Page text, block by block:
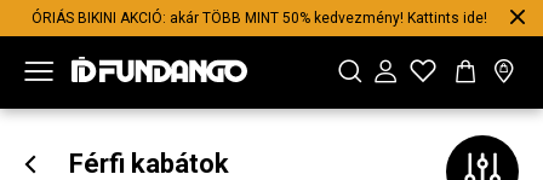
ÓRIÁS BIKINI AKCIÓ: akár TÖBB MINT 50% kedvezmény! Kattints ide!
Férfi kabátok